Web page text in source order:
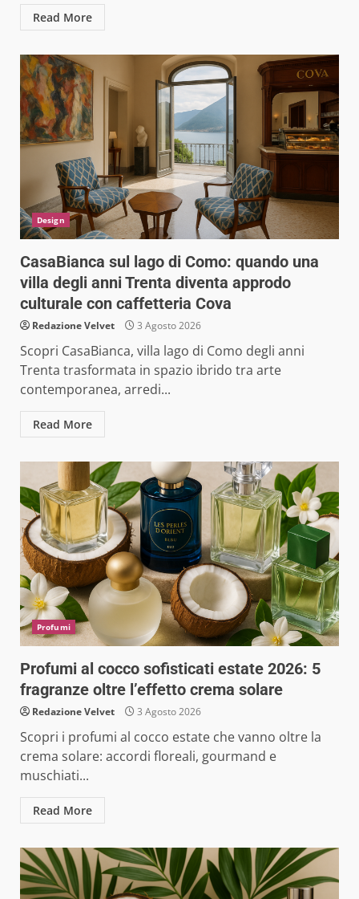
Read More
Design
CasaBianca sul lago di Como: quando una
villa degli anni Trenta diventa approdo
culturale con caffetteria Cova
Redazione Velvet 3 Agosto 2026
Scopri CasaBianca, villa lago di Como degli anni
Trenta trasformata in spazio ibrido tra arte
contemporanea, arredi...
Read More
Profumi
Profumi al cocco sofisticati estate 2026: 5
fragranze oltre l’effetto crema solare
Redazione Velvet 3 Agosto 2026
Scopri i profumi al cocco estate che vanno oltre la
crema solare: accordi floreali, gourmand e
muschiati...
Read More